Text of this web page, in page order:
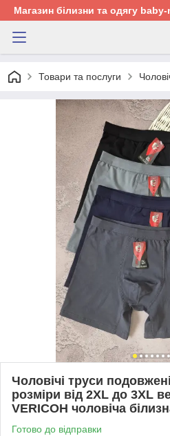
Магазин білизни та одягу
Товари та послуги
Чоловічі труси
розміри від 2XL до 3XL
VERICOH чоловіча
Готово до відправки